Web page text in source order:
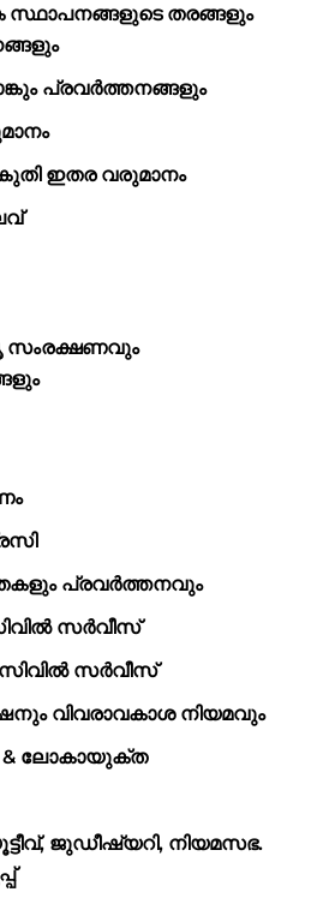
സ്ഥാപനങ്ങളുടെ തരങ്ങളും
പ്രവർത്തനങ്ങളും
ഇതര വരുമാനം
പ്രവർത്തനവും
സർവീസ്
സർവീസ്
വിവരാവകാശ നിയമവും
ലോകായുക്ത
ജുഡീഷ്യറി, നിയമസഭ.